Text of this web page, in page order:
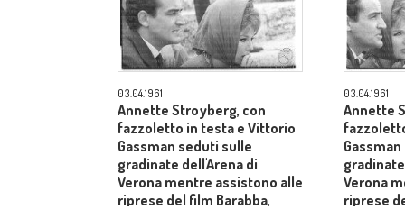
03.04.1961
Annette Stroyberg, con
fazzoletto in testa e Vittorio
Gassman seduti sulle
gradinate dell'Arena di
Verona mentre assistono alle
riprese del film Barabba,
03.04.1961
Annette
Verona
riprese